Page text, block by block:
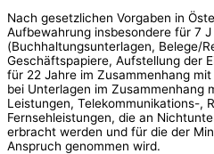
Nach gesetzlichen Vorgaben in
Aufbewahrung insbesondere für 7 J
(Buchhaltungsunterlagen, Belege/
Geschäftspapiere, Aufstellung der
für 22 Jahre im Zusammenhang
bei Unterlagen im Zusammenhang
Leistungen, Telekommunikations-,
Fernsehleistungen, die an
erbracht werden und für die der
Anspruch genommen wird.